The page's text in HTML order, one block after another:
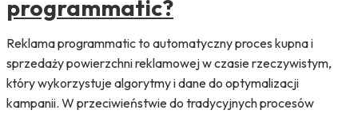
programmatic?
Reklama programmatic to automatyczny proces kupna i
sprzedaży powierzchni reklamowej w czasie rzeczywistym,
który wykorzystuje algorytmy i dane do optymalizacji
kampanii. W przeciwieństwie do tradycyjnych procesów